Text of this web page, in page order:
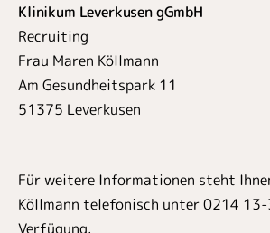
Klinikum Leverkusen gGmbH
Recruiting
Frau Maren Köllmann
Am Gesundheitspark 11
51375 Leverkusen
Für weitere Informationen steht
Köllmann telefonisch unter 0214
Verfügung.